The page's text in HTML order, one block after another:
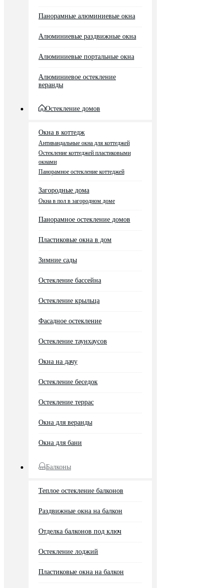
Панорамные алюминиевые окна
Алюминиевые раздвижные окна
Алюминиевые портальные окна
Алюминиевое остекление
веранды
Остекление домов
Окна в коттедж
Антивандальные окна для коттеджей
Остекление коттеджей пластиковыми
окнами
Панорамное остекление коттеджей
Загородные дома
Окна в пол в загородном доме
Панорамное остекление домов
Пластиковые окна в дом
Зимние сады
Остекление бассейна
Остекление крыльца
Фасадное остекление
Остекление таунхаусов
Окна на дачу
Остекление беседок
Остекление террас
Окна для веранды
Окна для бани
Балконы
Теплое остекление балконов
Раздвижные окна на балкон
Отделка балконов под ключ
Остекление лоджий
Пластиковые окна на балкон